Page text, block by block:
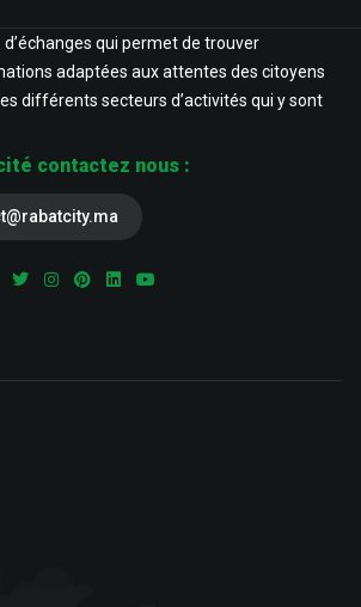
qui permet de trouver
adaptées aux attentes des citoyens
différents secteurs d’activités qui y sont
contactez nous :